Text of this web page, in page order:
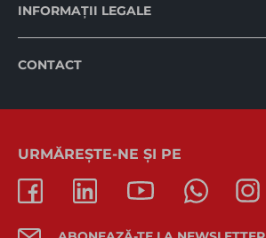
INFORMAȚII LEGALE
CONTACT
URMĂREȘTE-NE ȘI PE